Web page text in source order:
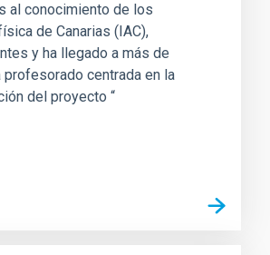
al conocimiento de los
de Canarias (IAC),
y ha llegado a más de
centrada en la
del proyecto “